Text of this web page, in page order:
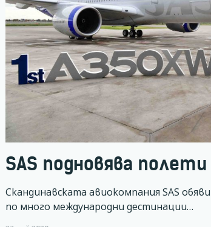
SAS подновява
Скандинавската авиокомпания SAS
по много международни дестинации…